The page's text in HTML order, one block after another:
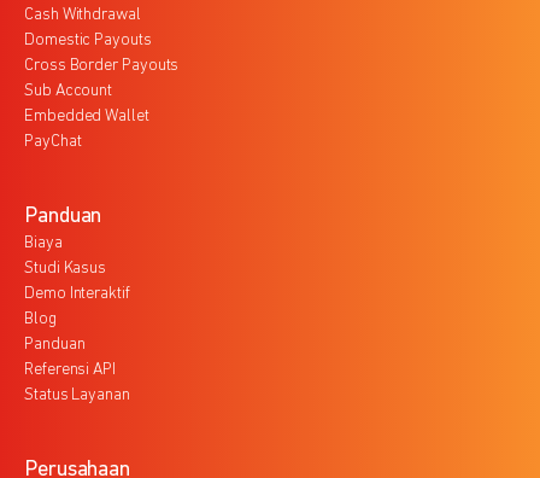
Cash Withdrawal
Domestic Payouts
Cross Border Payouts
Sub Account
Embedded Wallet
PayChat
Panduan
Biaya
Studi Kasus
Demo Interaktif
Blog
Panduan
Referensi API
Status Layanan
Perusahaan